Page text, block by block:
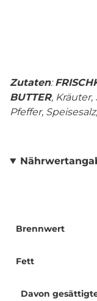
Zutaten:
BUTTER,
Pfeffer,
Brennwert
Fett
Davon